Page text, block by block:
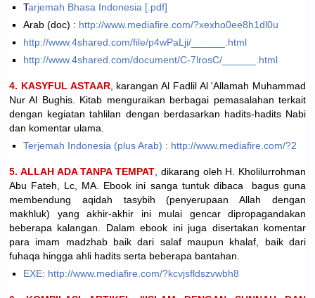
Tarjemah Bhasa Indonesia [.pdf]
Arab (doc) : http://www.mediafire.com/?xexho0ee8h1dl0u
http://www.4shared.com/file/p4wPaLji/______.html
http://www.4shared.com/document/C-7lrosC/______.html
4. KASYFUL ASTAAR, karangan Al Fadlil Al 'Allamah Muhammad
Nur Al Bughis. Kitab menguraikan berbagai pemasalahan terkait
dengan kegiatan tahlilan dengan berdasarkan hadits-hadits Nabi
dan komentar ulama.
Terjemah Indonesia (plus Arab) : http://www.mediafire.com/?2
5. ALLAH ADA TANPA TEMPAT , dikarang oleh H. Kholilurrohman
Abu Fateh, Lc, MA. Ebook ini sanga tuntuk dibaca bagus guna
membendung aqidah tasybih (penyerupaan Allah dengan
makhluk) yang akhir-akhir ini mulai gencar dipropagandakan
beberapa kalangan. Dalam ebook ini juga disertakan komentar
para imam madzhab baik dari salaf maupun khalaf, baik dari
fuhaqa hingga ahli hadits serta beberapa bantahan.
EXE: http://www.mediafire.com/?kcvjsfldszvwbh8